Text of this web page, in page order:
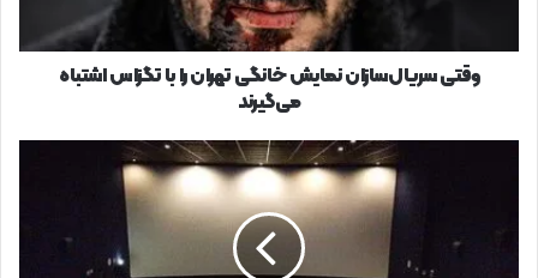
اشتباه
می‌گیرندوقتی سریال‌سازان نمایش خانگی تهران را با تگزاس اشتباه
می‌گیرند